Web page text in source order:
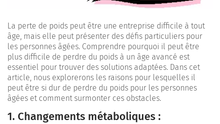
La perte de poids peut être une entreprise difficile à tout
âge, mais elle peut présenter des défis particuliers pour
les personnes âgées. Comprendre pourquoi il peut être
plus difficile de perdre du poids à un âge avancé est
essentiel pour trouver des solutions adaptées. Dans cet
article, nous explorerons les raisons pour lesquelles il
peut être si dur de perdre du poids pour les personnes
âgées et comment surmonter ces obstacles.
1. Changements métaboliques :